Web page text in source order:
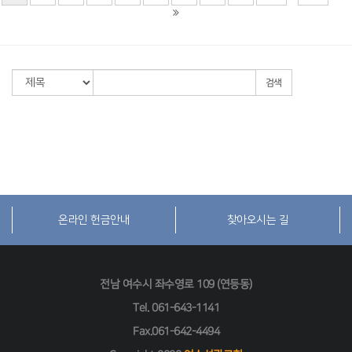
검색
온라인 헌금안내 찾아오시는 길
전남 여수시 좌수영로 109 (연등동)
Tel. 061-643-1141
Fax.061-642-4494